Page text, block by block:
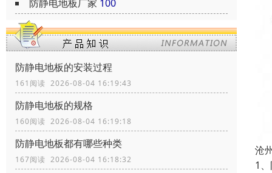
防静电地板厂家 100
防静电地板的安装过程
161阅读 2026-08-04 16:19:43
防静电地板的规格
160阅读 2026-08-04 16:19:18
防静电地板都有哪些种类
167阅读 2026-08-04 16:18:32
沧
1